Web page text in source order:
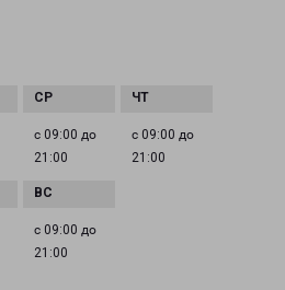
с 09:00 до
21:00
с 09:00 до
21:00
с 09:00 до
21:00